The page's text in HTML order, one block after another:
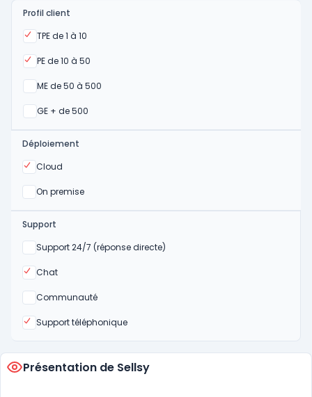
Profil client
TPE de 1 à 10
Oui
PE de 10 à 50
Oui
ME de 50 à 500
Oui
GE + de 500
Oui
Déploiement
Cloud
Oui
On premise
Oui
Support
Support 24/7 (réponse directe)
Non
Chat
Oui
Communauté
Non
Support téléphonique
Oui
Présentation de Sellsy